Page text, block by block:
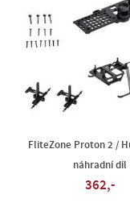
FliteZone Proton 2 /
náhradní díl
362,-